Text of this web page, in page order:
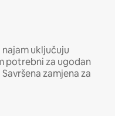
uključuju
potrebni za ugodan
zamjena za